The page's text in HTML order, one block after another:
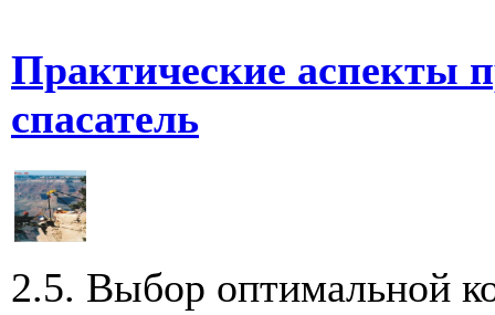
Практические аспекты
спасатель
2.5. Выбор оптимальной